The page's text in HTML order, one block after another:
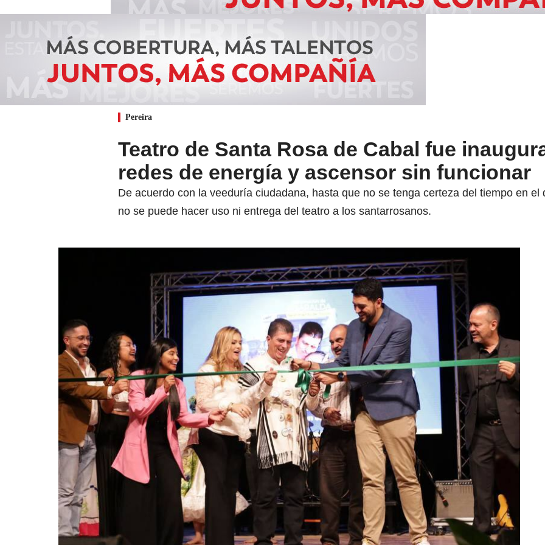
Pereira
Teatro de Santa Rosa de Cabal fue
redes de energía y ascensor sin funcionar
De acuerdo con la veeduría ciudadana, hasta que no se tenga certeza del tiempo en
no se puede hacer uso ni entrega del teatro a los santarrosanos.